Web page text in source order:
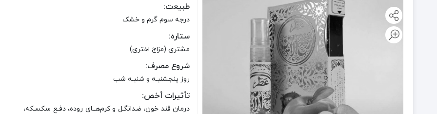
طبیعت:
درجه سوم گرم و خشک
ستاره:
مشتری (مزاج اختری)
شروع مصرف:
روز پنجشنبـه و شنبـه شب
تأثیرات أخص:
درمان قند خون، ضدانگـل و کرم‌هــای روده، دفـع سکسـکه،